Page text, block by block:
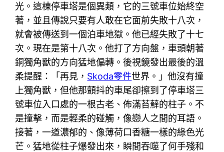
光。這棟停車塔是個異類，它的三號車位始終空
著，並且傳說只要有人敢在它面前失敗十八次，
就會被傳送到一個泊車地獄。他已經失敗了十七
次。現在是第十八次。他打了方向盤，車頭朝著
銅獨角獸的方向猛地偏轉。後視鏡發出最後的溫
柔提醒：「再見， Skoda零件世界。」他沒有撞
上獨角獸，但他那顫抖的車尾卻擦到了停車塔三
號車位入口處的一根古老、佈滿苔蘚的柱子。不
是撞擊，而是輕柔的碰觸，像戀人之間的耳語。
接著，一道濃郁的、像薄荷口香糖一樣的綠色光
芒。猛地從柱子爆發出來，瞬間吞噬了何手殘和